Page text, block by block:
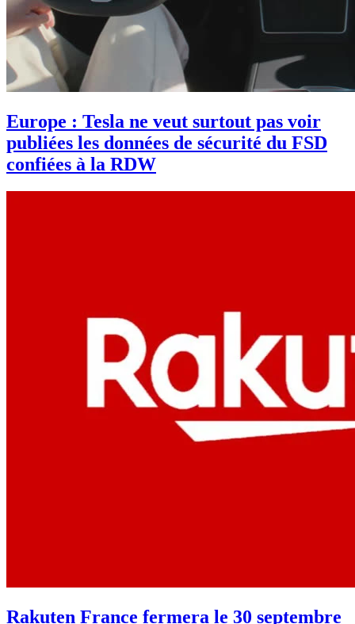
Europe : Tesla ne veut surtout pas voir
publiées les données de sécurité du FSD
confiées à la RDW
Rakuten France fermera le 30 septembre